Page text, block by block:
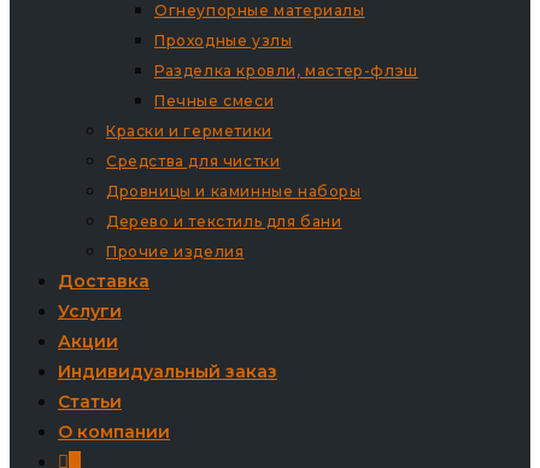
Огнеупорные материалы
Проходные узлы
Разделка кровли, мастер-флэш
Печные смеси
Краски и герметики
Средства для чистки
Дровницы и каминные наборы
Дерево и текстиль для бани
Прочие изделия
Доставка
Услуги
Акции
Индивидуальный заказ
Статьи
О компании